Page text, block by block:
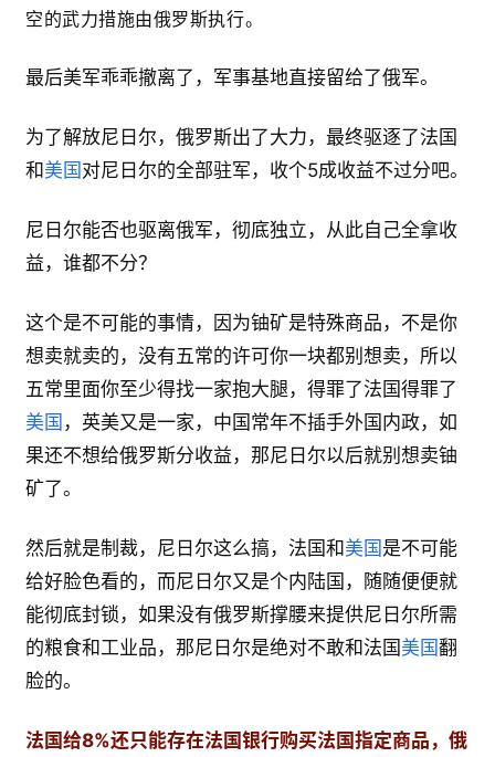
空的武力措施由俄罗斯执行。
最后美军乖乖撤离了，军事基地直接留给了俄军。
为了解放尼日尔，俄罗斯出了大力，最终驱逐了法国
和 美国 对尼日尔的全部驻军，收个5成收益不过分吧。
尼日尔能否也驱离俄军，彻底独立，从此自己全拿收
益，谁都不分？
这个是不可能的事情，因为铀矿是特殊商品，不是你
想卖就卖的，没有五常的许可你一块都别想卖，所以
五常里面你至少得找一家抱大腿，得罪了法国得罪了
美国 ，英美又是一家，中国常年不插手外国内政，如
果还不想给俄罗斯分收益，那尼日尔以后就别想卖铀
矿了。
然后就是制裁，尼日尔这么搞，法国和 美国 是不可能
给好脸色看的，而尼日尔又是个内陆国，随随便便就
能彻底封锁，如果没有俄罗斯撑腰来提供尼日尔所需
的粮食和工业品，那尼日尔是绝对不敢和法国 美国翻
脸的。
法国给8%还只能存在法国银行购买法国指定商品，俄